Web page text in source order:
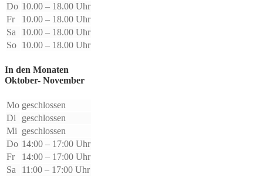
Do 10.00 – 18.00 Uhr
Fr
10.00 – 18.00 Uhr
Sa
10.00 – 18.00 Uhr
So 10.00 – 18.00 Uhr
In den Monaten
Oktober- November
Mo geschlossen
Di
geschlossen
Mi geschlossen
Do 14:00 – 17:00 Uhr
Fr
14:00 – 17:00 Uhr
Sa
11:00 – 17:00 Uhr